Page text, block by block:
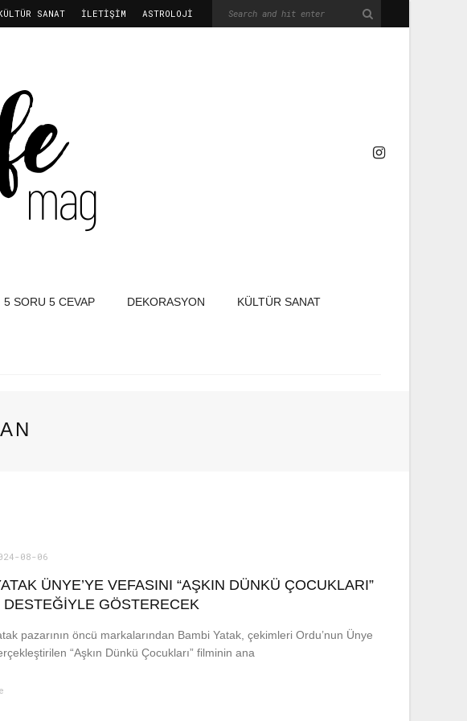
SANAT İLETIŞIM ASTROLOJİ
5 SORU 5 CEVAP DEKORASYON KÜLTÜR SANAT
08-06
ÜNYE’YE VEFASINI “AŞKIN DÜNKÜ ÇOCUKLARI”
DESTEĞIYLE GÖSTERECEK
pazarının öncü markalarından Bambi Yatak, çekimleri Ordu’nun Ünye
“Aşkın Dünkü Çocukları” filminin ana